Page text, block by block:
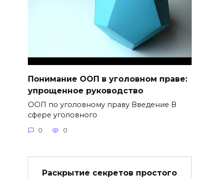
Понимание ООП в уголовном праве:
упрощенное руководство
ООП по уголовному праву Введение В
сфере уголовного
0 0
Раскрытие секретов простого